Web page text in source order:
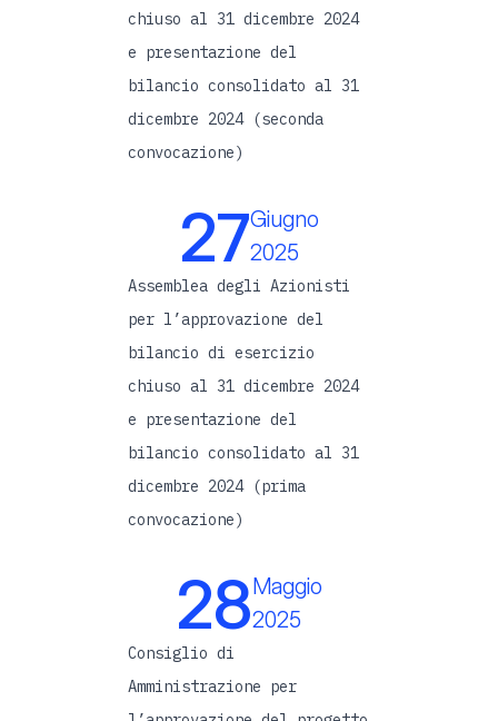
chiuso al 31 dicembre 2024
e presentazione del
bilancio consolidato al 31
dicembre 2024 (seconda
convocazione)
27Giugno
2025
Assemblea degli Azionisti
per l’approvazione del
bilancio di esercizio
chiuso al 31 dicembre 2024
e presentazione del
bilancio consolidato al 31
dicembre 2024 (prima
convocazione)
28Maggio
2025
Consiglio di
Amministrazione per